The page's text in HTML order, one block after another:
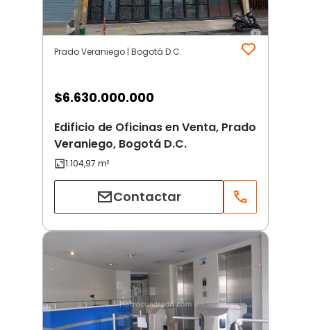
Prado Veraniego | Bogotá D.C.
$6.630.000.000
Edificio de Oficinas en Venta, Prado
Veraniego, Bogotá D.C.
Contactar